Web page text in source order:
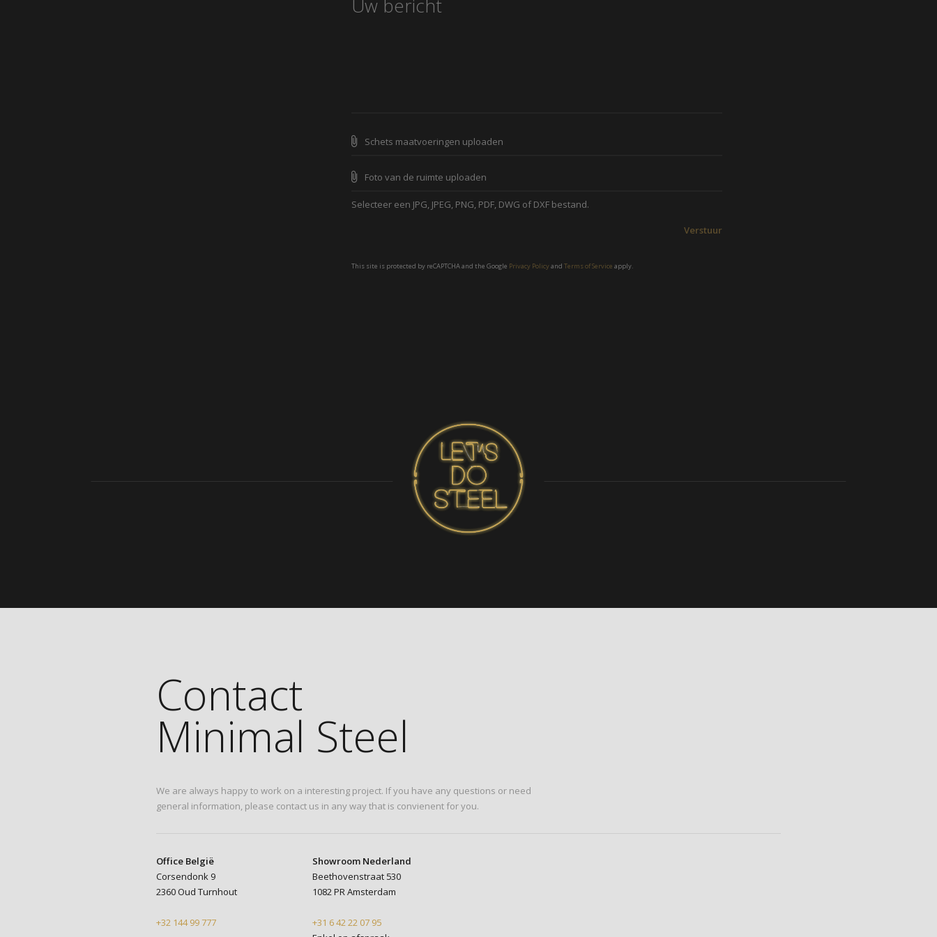
Schets maatvoeringen uploaden
Foto van de ruimte uploaden
Selecteer een JPG, JPEG, PNG, PDF, DWG of DXF bestand.
Verstuur
This site is protected by reCAPTCHA and the Google Privacy Policyand Terms of Service apply.
Contact
Minimal Steel
We are always happy to work on a interesting project. If you have any questions or need
general information, please contact us in any way that is convienent for you.
Office België
Corsendonk 9
2360 Oud Turnhout
+32 144 99 777
Showroom Nederland
Beethovenstraat 530
1082 PR Amsterdam
+31 6 42 22 07 95